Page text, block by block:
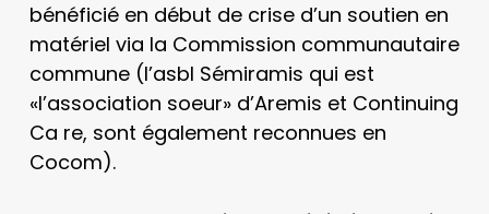
bénéficié en début de crise d’un soutien en
matériel via la Commission communautaire
commune (l’asbl Sémiramis qui est
«l’association soeur» d’Aremis et Continuing
Ca re, sont également reconnues en
Cocom).